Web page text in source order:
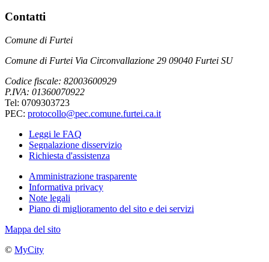
Contatti
Comune di Furtei
Comune di Furtei Via Circonvallazione 29 09040 Furtei SU
Codice fiscale: 82003600929
P.IVA: 01360070922
Tel: 0709303723
PEC: protocollo@pec.comune.furtei.ca.it
Leggi le FAQ
Segnalazione disservizio
Richiesta d'assistenza
Amministrazione trasparente
Informativa privacy
Note legali
Piano di miglioramento del sito e dei servizi
Mappa del sito
© MyCity